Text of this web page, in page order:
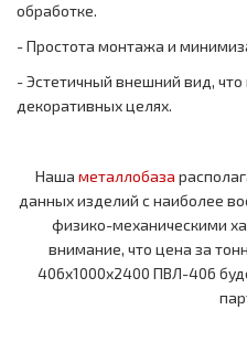
обработке.
- Простота монтажа и
- Эстетичный внешний вид, что
декоративных целях.
Наша металлобаза
данных изделий с наиболее
физико-механическими
внимание, что цена за
406x1000x2400 ПВЛ-406